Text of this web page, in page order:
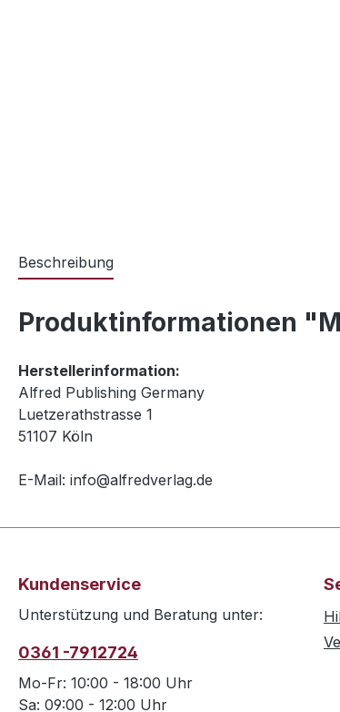
Beschreibung
Produktinformationen
Herstellerinformation:
Alfred Publishing Germany
Luetzerathstrasse 1
51107 Köln
E-Mail: info@alfredverlag.de
Kundenservice
Unterstützung und Beratung unter:
0361 -7912724
Mo-Fr: 10:00 - 18:00 Uhr
Sa: 09:00 - 12:00 Uhr